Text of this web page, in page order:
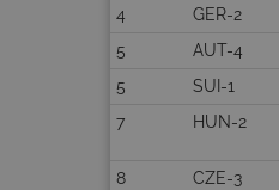
4
GER-2
5
AUT-4
5
SUI-1
7
HUN-2
8 CZE-3